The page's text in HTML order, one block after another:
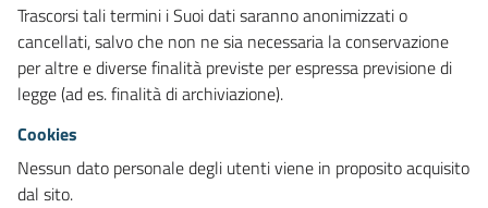
Trascorsi tali termini i Suoi dati saranno anonimizzati o
cancellati, salvo che non ne sia necessaria la conservazione
per altre e diverse finalità previste per espressa previsione di
legge (ad es. finalità di archiviazione).
Cookies
Nessun dato personale degli utenti viene in proposito acquisito
dal sito.